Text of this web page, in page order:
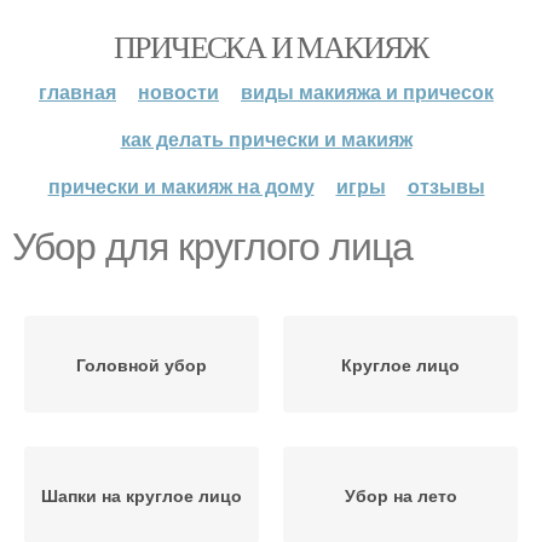
ПРИЧЕСКА И МАКИЯЖ
главная новости
виды макияжа и причесок
как делать прически и макияж
прически и макияж на дому
игры отзывы
Убор для круглого лица
Головной убор Круглое лицо
Шапки на круглое лицо Убор на лето